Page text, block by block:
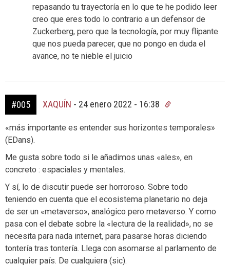
repasando tu trayectoría en lo que te he podido leer
creo que eres todo lo contrario a un defensor de
Zuckerberg, pero que la tecnología, por muy flipante
que nos pueda parecer, que no pongo en duda el
avance, no te nieble el juicio
#005 XAQUÍN - 24 enero 2022 - 16:38
«más importante es entender sus horizontes temporales»
(EDans).
Me gusta sobre todo si le añadimos unas «ales», en
concreto : espaciales y mentales.
Y sí, lo de discutir puede ser horroroso. Sobre todo
teniendo en cuenta que el ecosistema planetario no deja
de ser un «metaverso», analógico pero metaverso. Y como
pasa con el debate sobre la «lectura de la realidad», no se
necesita para nada internet, para pasarse horas diciendo
tontería tras tontería. Llega con asomarse al parlamento de
cualquier país. De cualquiera (sic).